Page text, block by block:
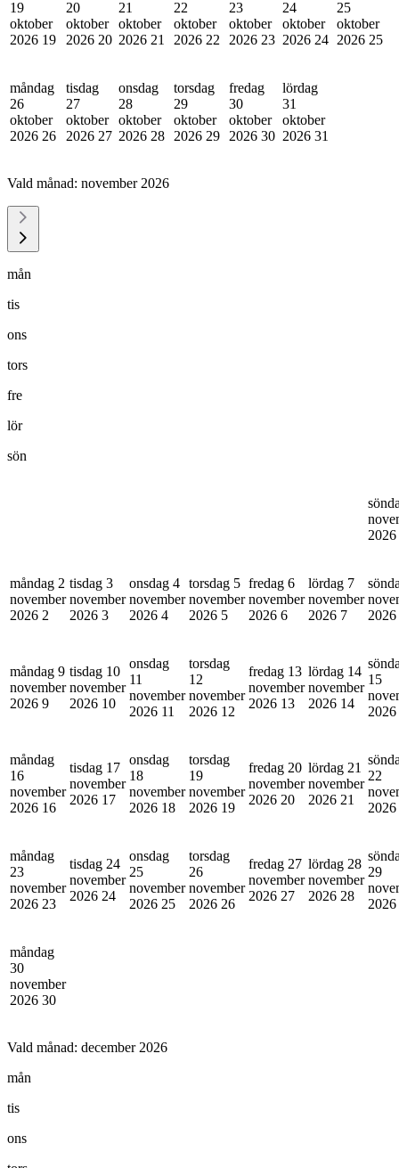
19
oktober
2026 19
20
oktober
2026 20
21
oktober
2026 21
22
oktober
2026 22
23
oktober
2026 23
24
oktober
2026 24
25
oktober
2026 25
måndag
26
oktober
2026 26
tisdag
27
oktober
2026 27
onsdag
28
oktober
2026 28
torsdag
29
oktober
2026 29
fredag
30
oktober
2026 30
lördag
31
oktober
2026 31
Vald månad: november 2026
mån
tis
ons
tors
fre
lör
sön
2026
måndag 2
november
2026 2
tisdag 3
november
2026 3
onsdag 4
november
2026 4
torsdag 5
november
2026 5
fredag 6
november
2026 6
lördag 7
november
2026 7
2026
måndag 9
november
2026 9
tisdag 10
november
2026 10
onsdag
11
november
2026 11
torsdag
12
november
2026 12
fredag 13
november
2026 13
lördag 14
november
2026 14
15
2026
måndag
16
november
2026 16
tisdag 17
november
2026 17
onsdag
18
november
2026 18
torsdag
19
november
2026 19
fredag 20
november
2026 20
lördag 21
november
2026 21
22
2026
måndag
23
november
2026 23
tisdag 24
november
2026 24
onsdag
25
november
2026 25
torsdag
26
november
2026 26
fredag 27
november
2026 27
lördag 28
november
2026 28
29
2026
måndag
30
november
2026 30
Vald månad: december 2026
mån
tis
ons